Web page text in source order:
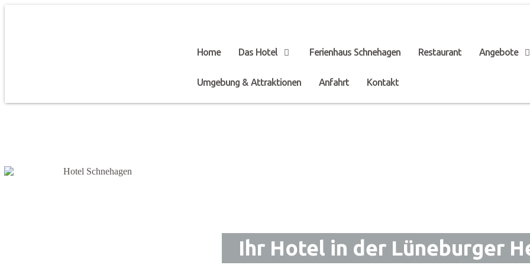
Home Das Hotel Ferienhaus Schnehagen Restaurant Angebote
Umgebung & Attraktionen Anfahrt Kontakt
Ihr Hotel in der Lüneburger